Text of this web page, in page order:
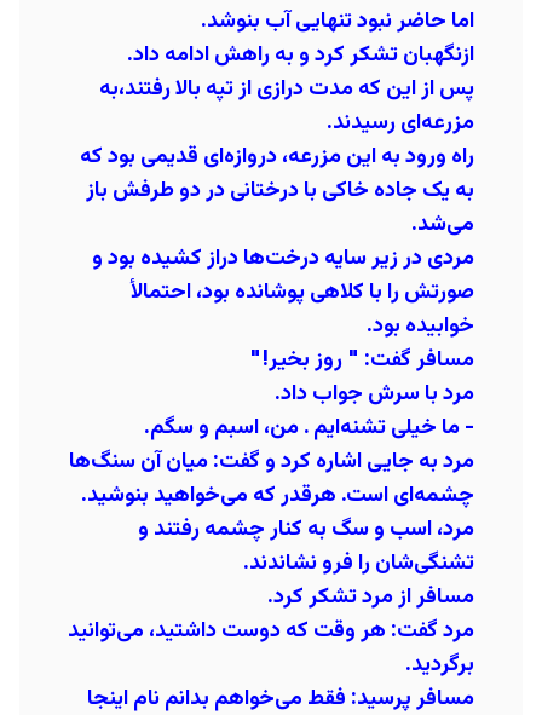
اما حاضر نبود تنهایی آب بنوشد.
ازنگهبان تشکر کرد و به راهش ادامه داد.
پس از این که مدت درازی از تپه بالا رفتند،به
مزرعه‌ای رسیدند.
راه ورود به این مزرعه، دروازه‌ای قدیمی بود که
به یک جاده خاکی با درختانی در دو طرفش باز
می‌شد.
مردی در زیر سایه درخت‌ها دراز کشیده بود و
صورتش را با کلاهی پوشانده بود، احتمالأ
خوابیده بود.
مسافر گفت: " روز بخیر!"
مرد با سرش جواب داد.
- ما خیلی تشنه‌ایم . من، اسبم و سگم.
مرد به جایی اشاره کرد و گفت: میان آن سنگ‌ها
چشمه‌ای است. هرقدر که می‌خواهید بنوشید.
مرد، اسب و سگ به کنار چشمه رفتند و
تشنگی‌شان را فرو نشاندند.
مسافر از مرد تشکر کرد.
مرد گفت: هر وقت که دوست داشتید، می‌توانید
برگردید.
مسافر پرسید: فقط می‌خواهم بدانم نام اینجا